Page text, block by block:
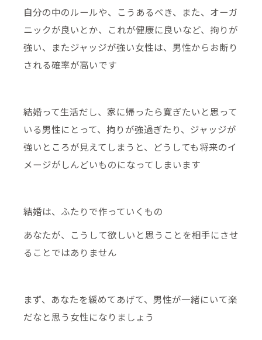
自分の中のルールや、こうあるべき、また、オーガ
ニックが良いとか、これが健康に良いなど、拘りが
強い、またジャッジが強い女性は、男性からお断り
される確率が高いです
結婚って生活だし、家に帰ったら寛ぎたいと思って
いる男性にとって、拘りが強過ぎたり、ジャッジが
強いところが見えてしまうと、どうしても将来のイ
メージがしんどいものになってしまいます
結婚は、ふたりで作っていくもの
あなたが、こうして欲しいと思うことを相手にさせ
ることではありません
まず、あなたを緩めてあげて、男性が一緒にいて楽
だなと思う女性になりましょう